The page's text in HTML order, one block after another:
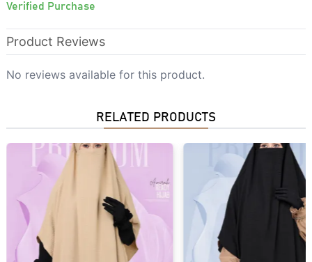
Verified Purchase
Product Reviews
No reviews available for this product.
RELATED PRODUCTS